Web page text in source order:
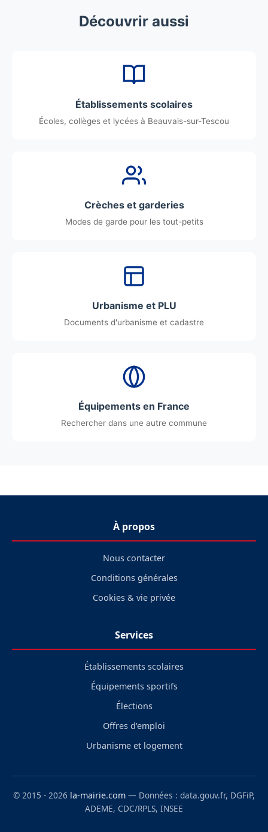
Découvrir aussi
Établissements scolaires
Écoles, collèges et lycées à Beauvais-sur-Tescou
Crèches et garderies
Modes de garde pour les tout-petits
Urbanisme et PLU
Documents d'urbanisme et cadastre
Équipements en France
Rechercher dans une autre commune
À propos
Nous contacter
Conditions générales
Cookies & vie privée
Services
Établissements scolaires
Équipements sportifs
Élections
Offres d'emploi
Urbanisme et logement
© 2015 - 2026 la-mairie.com — Données : data.gouv.fr, DGFiP,
ADEME, CDC/RPLS, INSEE